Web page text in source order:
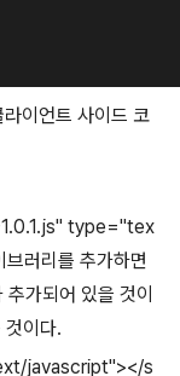
이언트 사이드 코
type="tex
러리를 추가하면
가되어 있을 것이
것이다.
javascript"></s